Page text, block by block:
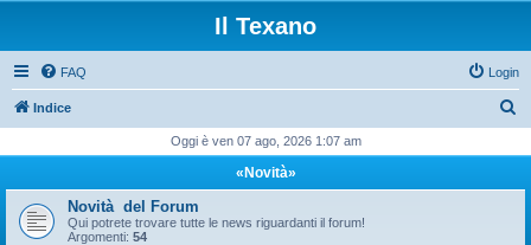
Il Texano
FAQ Login
Indice
c
Oggi è ven 07 ago, 2026 1:07 am
«Novità»
Novità del Forum
Qui potrete trovare tutte le news riguardanti il forum!
Argomenti: 54